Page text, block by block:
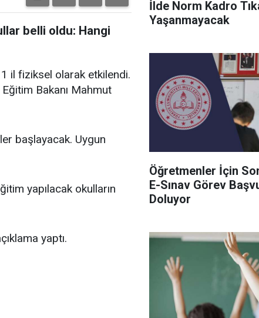
belli oldu: Hangi
il fiziksel olarak etkilendi.
Bakanı Mahmut
başlayacak. Uygun
yapılacak okulların
yaptı.
İlde Norm Kadro
Yaşanmayacak
Öğretmenler İçin
E-Sınav Görev
Doluyor